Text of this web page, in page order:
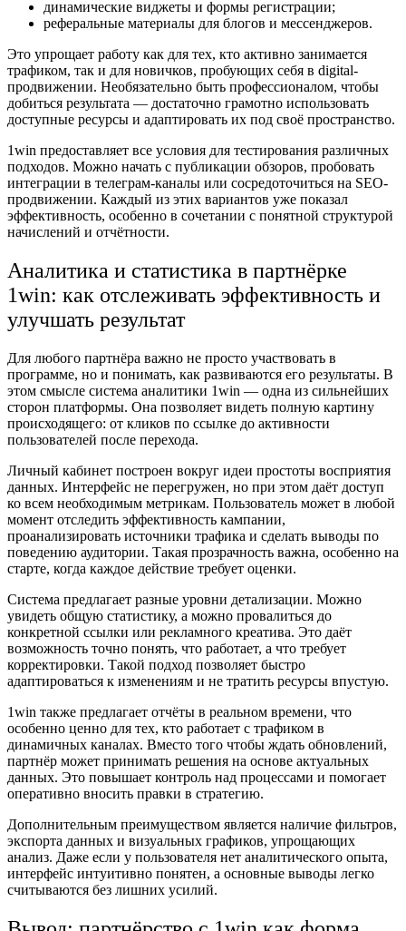
динамические виджеты и формы регистрации;
реферальные материалы для блогов и мессенджеров.
Это упрощает работу как для тех, кто активно занимается
трафиком, так и для новичков, пробующих себя в digital-
продвижении. Необязательно быть профессионалом, чтобы
добиться результата — достаточно грамотно использовать
доступные ресурсы и адаптировать их под своё пространство.
1win предоставляет все условия для тестирования различных
подходов. Можно начать с публикации обзоров, пробовать
интеграции в телеграм-каналы или сосредоточиться на SEO-
продвижении. Каждый из этих вариантов уже показал
эффективность, особенно в сочетании с понятной структурой
начислений и отчётности.
Аналитика и статистика в партнёрке
1win: как отслеживать эффективность и
улучшать результат
Для любого партнёра важно не просто участвовать в
программе, но и понимать, как развиваются его результаты. В
этом смысле система аналитики 1win — одна из сильнейших
сторон платформы. Она позволяет видеть полную картину
происходящего: от кликов по ссылке до активности
пользователей после перехода.
Личный кабинет построен вокруг идеи простоты восприятия
данных. Интерфейс не перегружен, но при этом даёт доступ
ко всем необходимым метрикам. Пользователь может в любой
момент отследить эффективность кампании,
проанализировать источники трафика и сделать выводы по
поведению аудитории. Такая прозрачность важна, особенно на
старте, когда каждое действие требует оценки.
Система предлагает разные уровни детализации. Можно
увидеть общую статистику, а можно провалиться до
конкретной ссылки или рекламного креатива. Это даёт
возможность точно понять, что работает, а что требует
корректировки. Такой подход позволяет быстро
адаптироваться к изменениям и не тратить ресурсы впустую.
1win также предлагает отчёты в реальном времени, что
особенно ценно для тех, кто работает с трафиком в
динамичных каналах. Вместо того чтобы ждать обновлений,
партнёр может принимать решения на основе актуальных
данных. Это повышает контроль над процессами и помогает
оперативно вносить правки в стратегию.
Дополнительным преимуществом является наличие фильтров,
экспорта данных и визуальных графиков, упрощающих
анализ. Даже если у пользователя нет аналитического опыта,
интерфейс интуитивно понятен, а основные выводы легко
считываются без лишних усилий.